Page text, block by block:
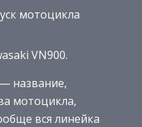
мотоцикла
VN900.
— название,
мотоцикла,
вся линейка